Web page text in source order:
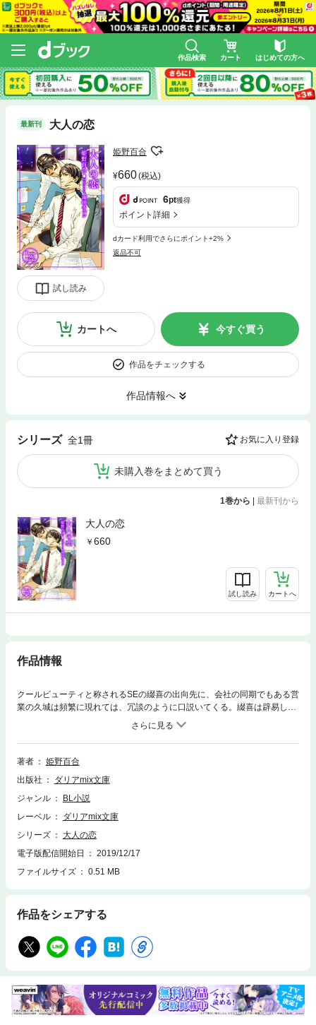
作品検索 カート はじめての方へ
最新刊 大人の恋
試し読み
姫野百合
660(税込)
6pt獲得
ポイント詳細
dカード利用でさらにポイント+2%
返品不可
カートへ 今すぐ買う
作品をチェックする
作品情報へ
シリーズ 全1冊 お気に入り登録
未購入巻をまとめて買う
1巻から | 最新刊から
大人の恋
660
試し読み カートへ
作品情報
クールビューティと称されるSEの綴喜の出向先に、会社の同期でもある営
業の久城は頻繁に現れては、冗談のように口説いてくる。綴喜は辟易しな
がらも、久城のさりげない気遣いに癒されたり、かといえば強引にキスを
されたりと心はかき乱されるばかり。久城に振り回される自分に動揺して
いた時、綴喜に引き抜きの話がやってきて――。大人の駆け引きが交錯す
るオフィス・ラブ！ ※本文にイラストは含まれていません
著者
姫野百合
出版社
ダリアmix文庫
ジャンル
BL小説
レーベル
ダリアmix文庫
シリーズ
大人の恋
電子版配信開始日
2019/12/17
ファイルサイズ
0.51 MB
作品をシェアする